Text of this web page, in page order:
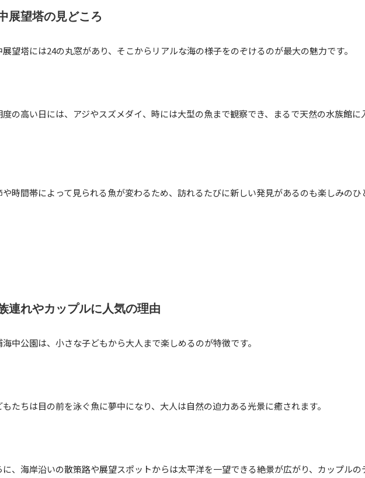
展望塔の見どころ
展望塔には24の丸窓があり、そこからリアルな海の様子をのぞけるのが最大の魅力です。
度の高い日には、アジやスズメダイ、時には大型の魚まで観察でき、まるで天然の水族館
や時間帯によって見られる魚が変わるため、訪れるたびに新しい発見があるのも楽しみのひ
連れやカップルに人気の理由
海中公園は、小さな子どもから大人まで楽しめるのが特徴です。
もたちは目の前を泳ぐ魚に夢中になり、大人は自然の迫力ある光景に癒されます。
に、海岸沿いの散策路や展望スポットからは太平洋を一望できる絶景が広がり、カップル